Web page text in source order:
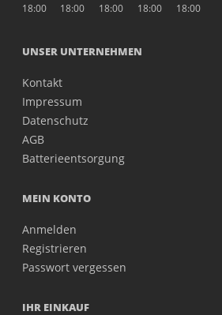
18:00
18:00
18:00
18:00
18:00
UNSER UNTERNEHMEN
Kontakt
Impressum
Datenschutz
AGB
Batterieentsorgung
MEIN KONTO
Anmelden
Registrieren
Passwort vergessen
IHR EINKAUF